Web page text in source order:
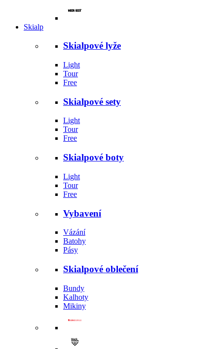
Skialp
Skialpové lyže
Light
Tour
Free
Skialpové sety
Light
Tour
Free
Skialpové boty
Light
Tour
Free
Vybavení
Vázání
Batohy
Pásy
Skialpové oblečení
Bundy
Kalhoty
Mikiny